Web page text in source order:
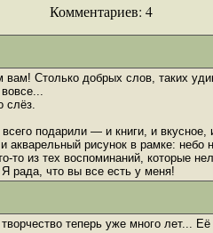
Комментариев: 4